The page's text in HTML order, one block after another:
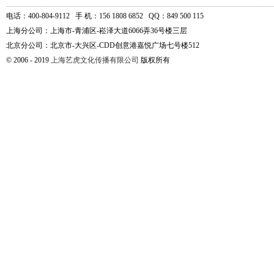
电话：400-804-9112 手 机：156 1808 6852 QQ：849 500 115
上海分公司：上海市-青浦区-崧泽大道6066弄36号楼三层
北京分公司：北京市-大兴区-CDD创意港嘉悦广场七号楼512
© 2006 - 2019 上海艺虎文化传播有限公司 版权所有